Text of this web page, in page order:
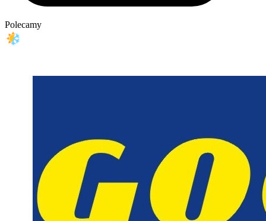
Polecamy